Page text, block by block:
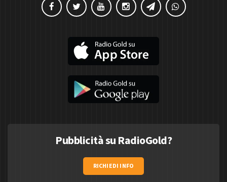
Pubblicità su RadioGold?
RICHIEDI INFO